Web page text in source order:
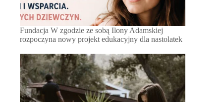
Fundacja W zgodzie ze sobą Ilony Adamskiej
rozpoczyna nowy projekt edukacyjny dla nastolatek